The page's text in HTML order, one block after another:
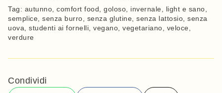
Tag: autunno comfort food goloso invernale light e sano
semplice senza burro senza glutine senza lattosio senza
uova
studenti ai fornelli vegano vegetariano veloce
verdure
Condividi